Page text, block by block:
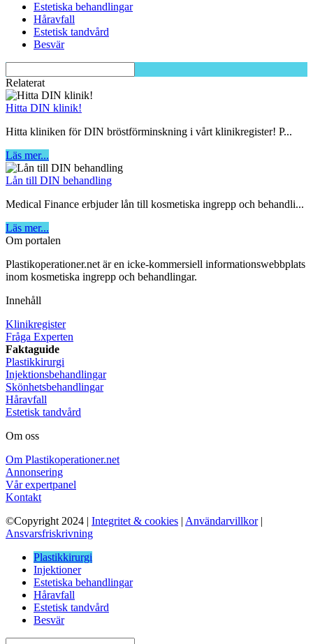
Estetiska behandlingar
Håravfall
Estetisk tandvård
Besvär
Relaterat
Hitta DIN klinik!
Hitta kliniken för DIN bröstförminskning i vårt klinikregister! P...
Läs mer...
Lån till DIN behandling
Medical Finance erbjuder lån till kosmetiska ingrepp och behandli...
Läs mer...
Om portalen
Plastikoperationer.net är en icke-kommersiell informationswebbplats
inom kosmetiska ingrepp och behandlingar.
Innehåll
Klinikregister
Fråga Experten
Faktaguide
Plastikkirurgi
Injektionsbehandlingar
Skönhetsbehandlingar
Håravfall
Estetisk tandvård
Om oss
Om Plastikoperationer.net
Annonsering
Vår expertpanel
Kontakt
©Copyright 2024 | Integritet & cookies | Användarvillkor|
Ansvarsfriskrivning
Plastikkirurgi
Injektioner
Estetiska behandlingar
Håravfall
Estetisk tandvård
Besvär